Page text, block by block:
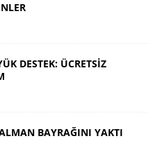
DESTEK: ÜCRETSİZ
BAYRAĞINI YAKTI